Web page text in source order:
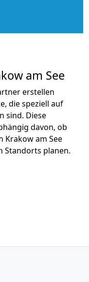
am See
erstellen
die speziell auf
sind. Diese
davon, ob
Krakow am See
Standorts planen.